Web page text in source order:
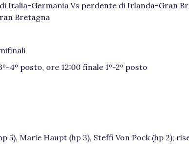
Italia-Germania Vs perdente di Irlanda-Gran
Bretagna
4º posto, ore 12:00 finale 1º-2º posto
5), Marie Haupt (hp 3), Steffi Von Pock (hp 2);